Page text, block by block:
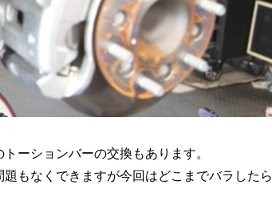
ーションバーの交換もあります。
もなくできますが今回はどこまでバラしたら